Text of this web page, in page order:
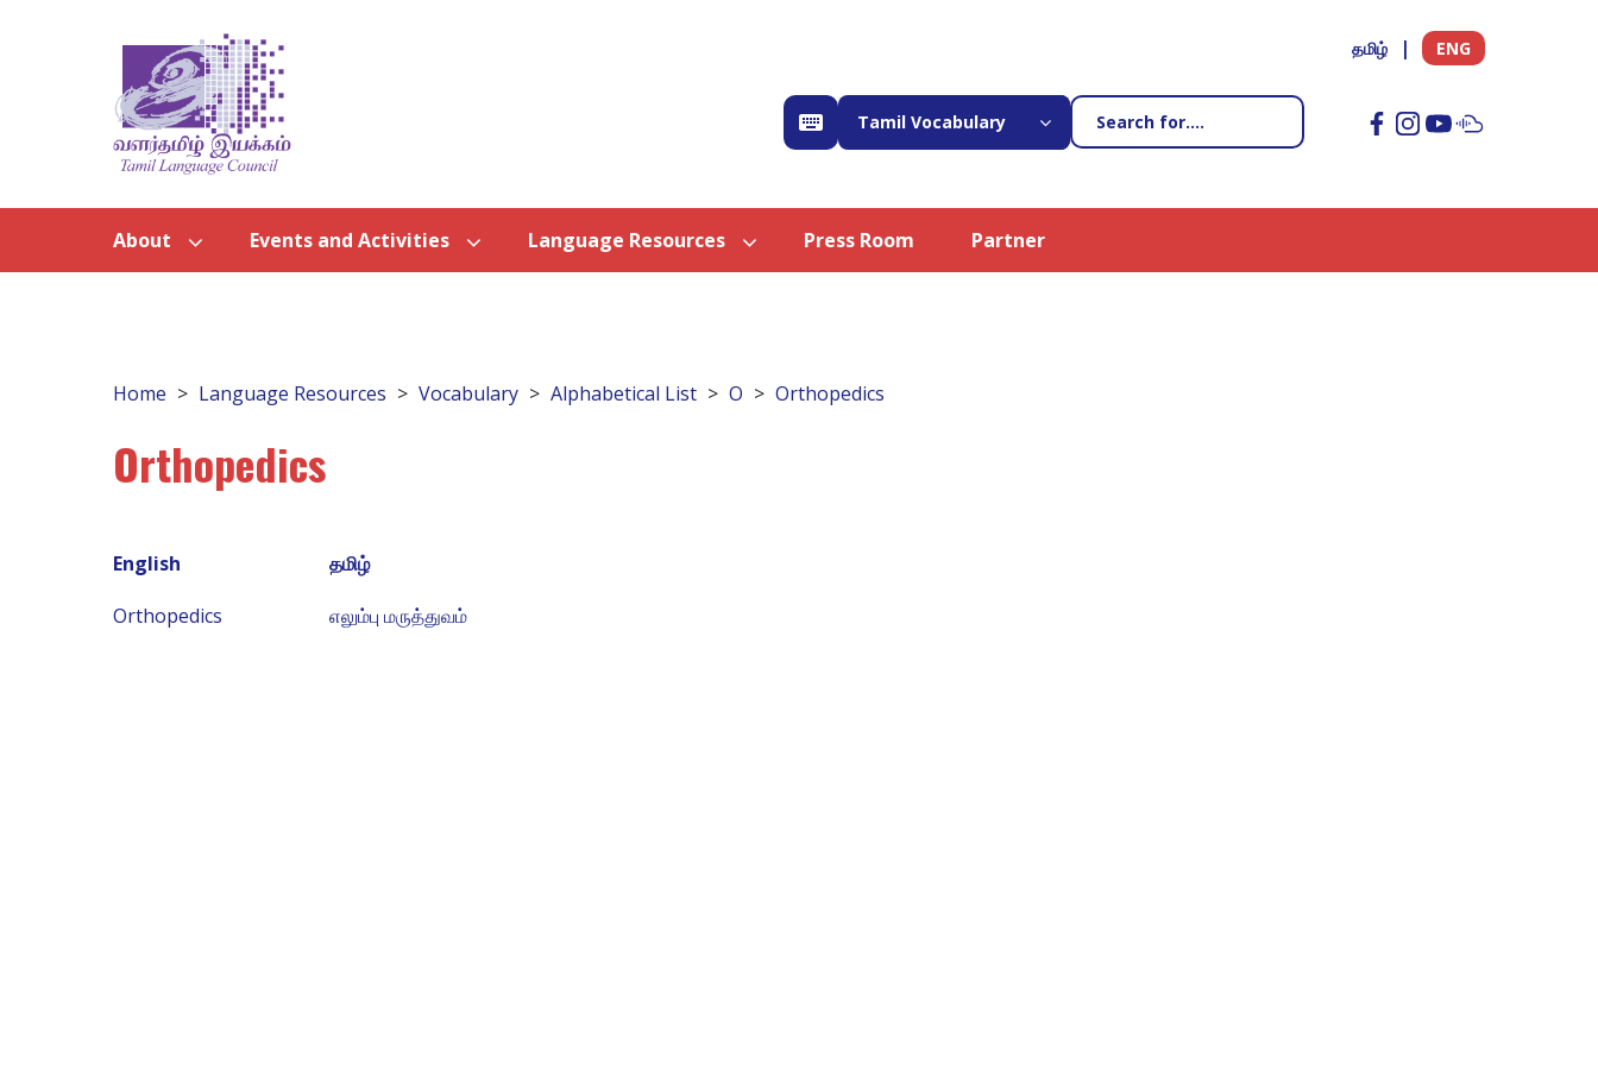
தமிழ் ENG
Tamil Vocabulary
About Events and Activities Language Resources Press Room Partner
Home Language Resources Vocabulary Alphabetical List O Orthopedics
Orthopedics
English
தமிழ்
Orthopedics
எலும்பு மருத்துவம்